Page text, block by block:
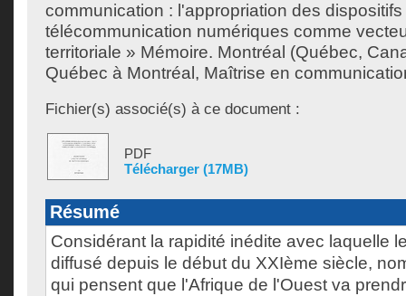
communication : l'appropriation des dispositifs
télécommunication numériques comme
territoriale » Mémoire. Montréal (Québec,
Québec à Montréal, Maîtrise en
Fichier(s) associé(s) à ce document :
PDF
Télécharger (17MB)
Résumé
Considérant la rapidité inédite avec laquelle
diffusé depuis le début du XXIème siècle,
qui pensent que l'Afrique de l'Ouest va